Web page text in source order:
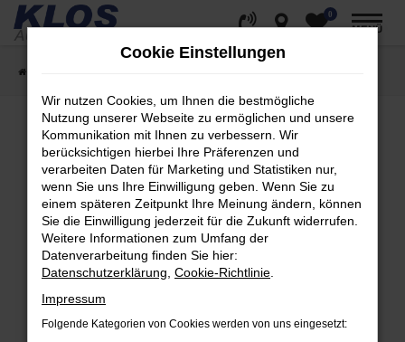
Zum
springen
0
MENÜ
Fehler: Network Error
Beim Laden ist ein Fehler aufgetreten.
Hier sind ein paar Tipps, die dir helfen können:
Überprüfe deine Firewall und deine
Internetverbindung.
Laden andere Webseiten, zum Beispiel deine
Suchmaschine?
Prüfe deine Browsererweiterungen.
Cookie Einstellungen
Wir nutzen Cookies, um Ihnen die bestmögliche
Nutzung unserer Webseite zu ermöglichen und unsere
Kommunikation mit Ihnen zu verbessern. Wir
berücksichtigen hierbei Ihre Präferenzen und
verarbeiten Daten für Marketing und Statistiken nur,
wenn Sie uns Ihre Einwilligung geben. Wenn Sie zu
einem späteren Zeitpunkt Ihre Meinung ändern, können
Sie die Einwilligung jederzeit für die Zukunft widerrufen.
Weitere Informationen zum Umfang der
Datenverarbeitung finden Sie hier:
Datenschutzerklärung Cookie-Richtlinie
Impressum
Folgende Kategorien von Cookies werden von uns eingesetzt: